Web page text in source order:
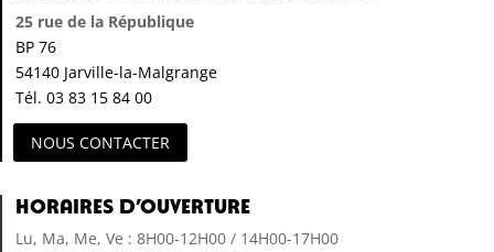
25 rue de la République
BP 76
54140 Jarville-la-Malgrange
Tél. 03 83 15 84 00
NOUS CONTACTER
Horaires d’ouverture
Lu, Ma, Me, Ve : 8H00-12H00 / 14H00-17H00